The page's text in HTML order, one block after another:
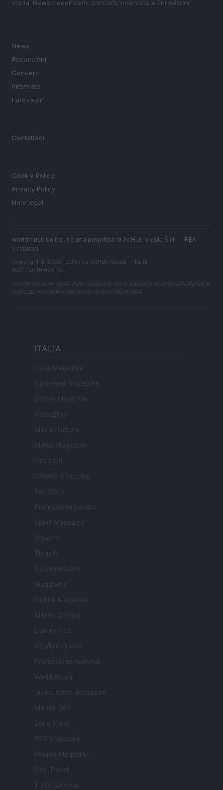
storia. News, recensioni, concerti, interviste e Eurovision.
News
Recensioni
Concerti
Interviste
Eurovision
Contattaci
Cookie Policy
Privacy Policy
Note legali
worldmusiconline.it è una proprietà di AdHub Media S.r.l. — REA
2729933
Copyright © 2026 · Edito da AdHub Media — Italia
Tutti i diritti riservati
I contenuti sono curati dalla redazione con il supporto di strumenti digitali e
realizzati in collaborazione con autori indipendenti.
ITALIA
Casa Magazine
Cineverse Magazine
Donne Magazine
Food Blog
Milano Notizie
Motor Magazine
Notizie.it
Offerte Shopping
Pet Story
Professione Lavoro
Sport Magazine
Style24
Think.it
Tuobenessere
Viaggiamo
Nonne Magazine
Milano Cortina
Luxury Club
Il Calcio Online
Professione mamma
World Music
Investimenti Magazine
Money 365
Zona Nerd
B2B Magazine
People Magazine
Day Travel
Tutto Gaming